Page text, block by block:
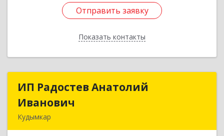
Отправить заявку
Показать контакты
Отправить заявку
Назад
ИП Радостев Анатолий
Иванович
Кудымкар
ИП Радостев Анатолий